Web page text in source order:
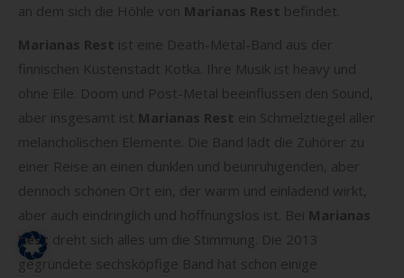
an dem sich die Höhle von Marianas Rest befindet.
Marianas Rest ist eine Death-Metal-Band aus der
finnischen Küstenstadt Kotka. Ihre Musik ist heavy und
ohne Eile. Doom und Post-Metal beeinflussen den Sound,
aber insgesamt ist Marianas Rest ein Schmelztiegel aller
melancholischen Elemente. Die Band lädt die Zuhörer zu
einer Reise an einen dunklen und beunruhigenden, aber
dennoch schönen Ort ein, der warm und einladend wirkt,
aber auch eindringlich und hoffnungslos ist. Bei Marianas
Rest dreht sich alles um die Stimmung. Die 2013
gegründete sechsköpfige Band hat schon einige